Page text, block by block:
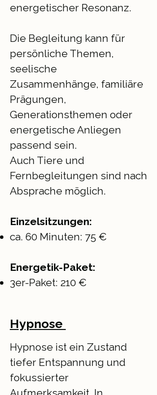
energetischer Resonanz.
Die Begleitung kann für
persönliche Themen,
seelische
Zusammenhänge, familiäre
Prägungen,
Generationsthemen oder
energetische Anliegen
passend sein.
Auch Tiere und
Fernbegleitungen sind nach
Absprache möglich.
Einzelsitzungen:
ca. 60 Minuten: 75 €
Energetik-Paket:
3er-Paket: 210 €
Hypnose
Hypnose ist ein Zustand
tiefer Entspannung und
fokussierter